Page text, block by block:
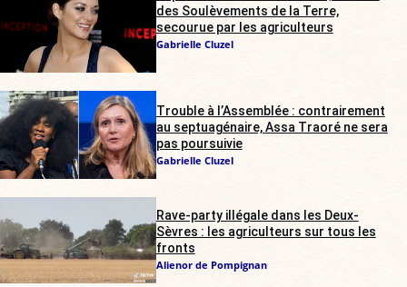
des Soulèvements de la Terre,
secourue par les agriculteurs
Gabrielle Cluzel
Trouble à l’Assemblée : contrairement
au septuagénaire, Assa Traoré ne sera
pas poursuivie
Gabrielle Cluzel
Rave-party illégale dans les Deux-
Sèvres : les agriculteurs sur tous les
fronts
Alienor de Pompignan